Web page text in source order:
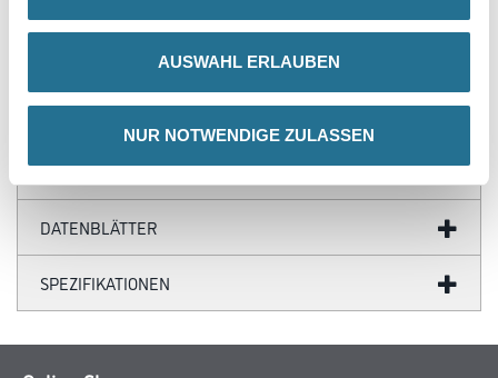
AUSWAHL ERLAUBEN
NUR NOTWENDIGE ZULASSEN
GEFAHRENHINWEISE
DATENBLÄTTER
SPEZIFIKATIONEN